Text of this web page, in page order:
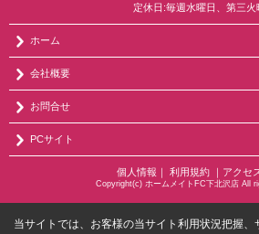
定休日:毎週水曜日、第三火
ホーム
会社概要
お問合せ
PCサイト
個人情報 ｜ 利用規約｜ アクセ
Copyright(c) ホームメイトFC下北沢店 All
当サイトでは、お客様の当サイト利用状況把握、